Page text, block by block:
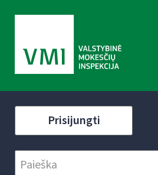
Prisijungti